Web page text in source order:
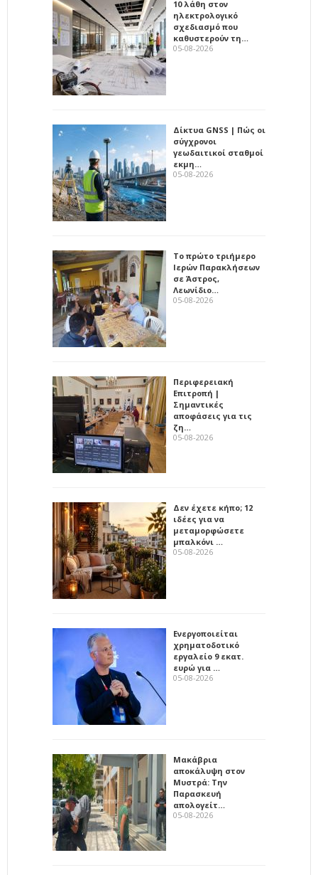
10 λάθη στον
ηλεκτρολογικό
σχεδιασμό που
καθυστερούν τη…
05-08-2026
Δίκτυα GNSS | Πώς οι
σύγχρονοι
γεωδαιτικοί σταθμοί
εκμη…
05-08-2026
Το πρώτο τριήμερο
Ιερών Παρακλήσεων
σε Άστρος,
Λεωνίδιο…
05-08-2026
Περιφερειακή
Επιτροπή |
Σημαντικές
αποφάσεις για τις
ζη…
05-08-2026
Δεν έχετε κήπο; 12
ιδέες για να
μεταμορφώσετε
μπαλκόνι …
05-08-2026
Ενεργοποιείται
χρηματοδοτικό
εργαλείο 9 εκατ.
ευρώ για …
05-08-2026
Μακάβρια
αποκάλυψη στον
Μυστρά: Την
Παρασκευή
απολογείτ…
05-08-2026